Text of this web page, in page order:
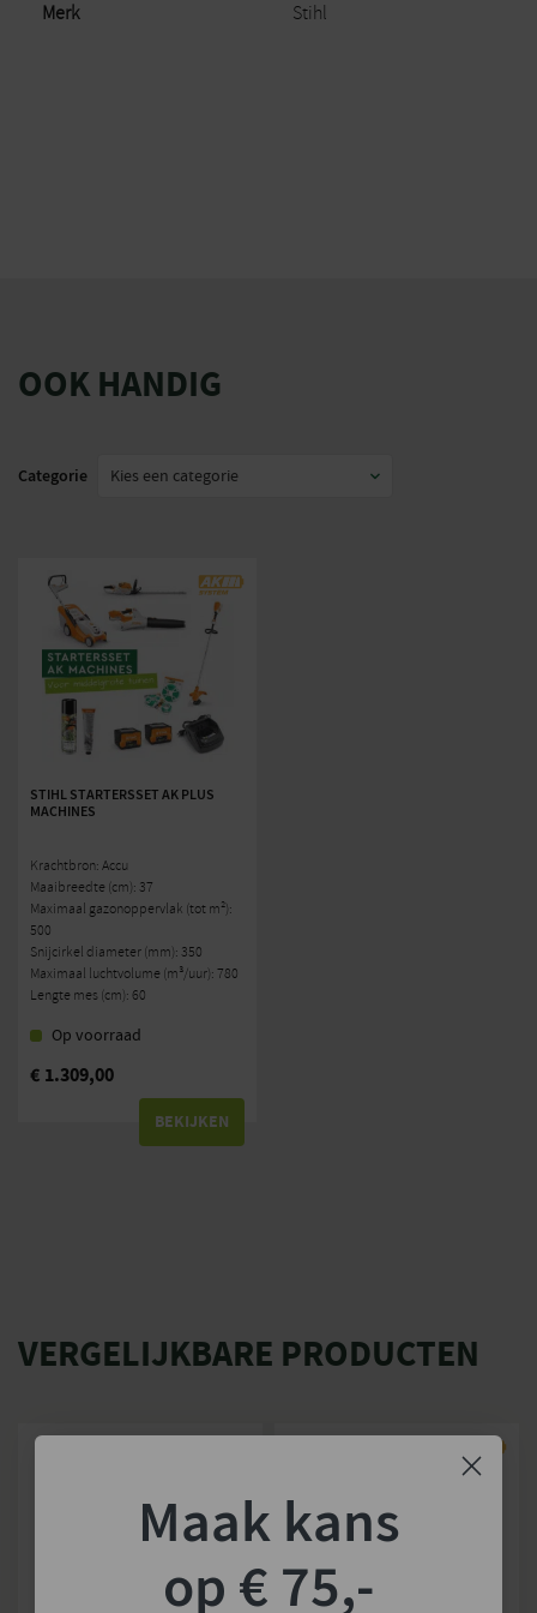
Merk Stihl
OOK HANDIG
Categorie
STIHL STARTERSSET AK PLUS
MACHINES
Krachtbron: Accu
Maaibreedte (cm): 37
Maximaal gazonoppervlak (tot m²):
500
Snijcirkel diameter (mm): 350
Maximaal luchtvolume (m³/uur): 780
Lengte mes (cm): 60
Op voorraad
€ 1.309,00
BEKIJKEN
VERGELIJKBARE PRODUCTEN
Maak kans
op € 75,-